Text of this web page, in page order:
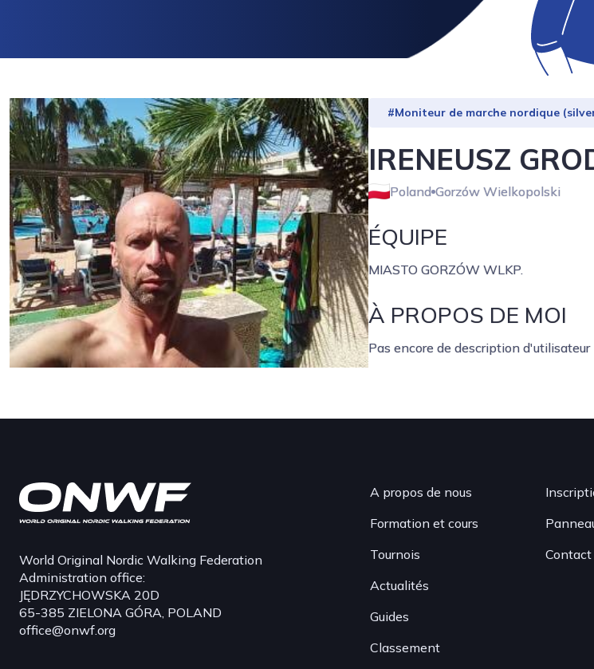
#Moniteur de marche nordique
IRENEUSZ
Poland Gorzów Wielkopolski
ÉQUIPE
MIASTO GORZÓW WLKP.
À PROPOS DE MOI
Pas encore de description d'utilisateur
World Original Nordic Walking Federation
Administration office:
JĘDRZYCHOWSKA 20D
65-385 ZIELONA GÓRA, POLAND
office@onwf.org
A propos de nous
Formation et cours
Tournois
Actualités
Guides
Classement
Contact